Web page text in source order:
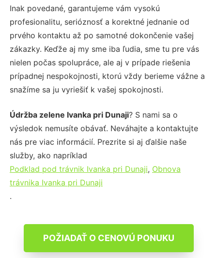
Inak povedané, garantujeme vám vysokú
profesionalitu, serióznosť a korektné jednanie od
prvého kontaktu až po samotné dokončenie vašej
zákazky. Keďže aj my sme iba ľudia, sme tu pre vás
nielen počas spolupráce, ale aj v prípade riešenia
prípadnej nespokojnosti, ktorú vždy berieme vážne a
snažíme sa ju vyriešiť k vašej spokojnosti.
Údržba zelene Ivanka pri Dunaji? S nami sa o
výsledok nemusíte obávať. Neváhajte a kontaktujte
nás pre viac informácií. Prezrite si aj ďalšie naše
služby, ako napríklad
Podklad pod trávnik Ivanka pri Dunaji, Obnova
trávnika Ivanka pri Dunaji
.
POŽIADAŤ O CENOVÚ PONUKU